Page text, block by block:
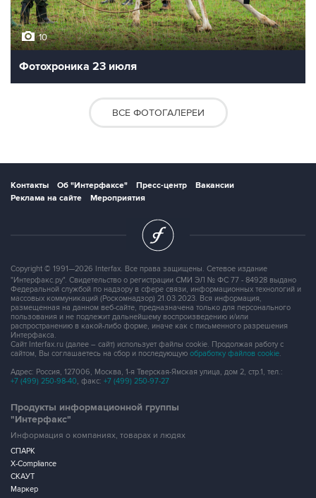
10
Фотохроника 23 июля
ВСЕ ФОТОГАЛЕРЕИ
Контакты Об "Интерфаксе" Пресс-центр
Вакансии
Реклама на сайте
Мероприятия
Copyright © 1991—2026 Interfax. Все права защищены. Сетевое издание
"Интерфакс.ру". Свидетельство о регистрации СМИ ЭЛ № ФС 77 - 84928 выдано
Федеральной службой по надзору в сфере связи, информационных технологий и
массовых коммуникаций (Роскомнадзор) 21.03.2023. Вся информация,
размещенная на данном веб-сайте, предназначена только для персонального
пользования и не подлежит дальнейшему воспроизведению и/или
распространению в какой-либо форме, иначе как с письменного разрешения
Интерфакса.
Сайт Interfax.ru (далее – сайт) использует файлы cookie. Продолжая работу с
сайтом, Вы соглашаетесь на сбор и последующую обработку файлов cookie.
Адрес: Россия, 127006, Москва, 1-я Тверская-Ямская улица, дом 2, стр.1, тел.:
+7 (499) 250-98-40, факс: +7 (499) 250-97-27
Продукты информационной группы
"Интерфакс"
Информация о компаниях, товарах и людях
СПАРК
X-Compliance
СКАУТ
Маркер